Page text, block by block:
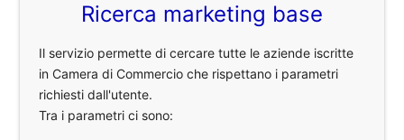
Ricerca marketing base
Il servizio permette di cercare tutte le aziende iscritte
in Camera di Commercio che rispettano i parametri
richiesti dall'utente.
Tra i parametri ci sono: